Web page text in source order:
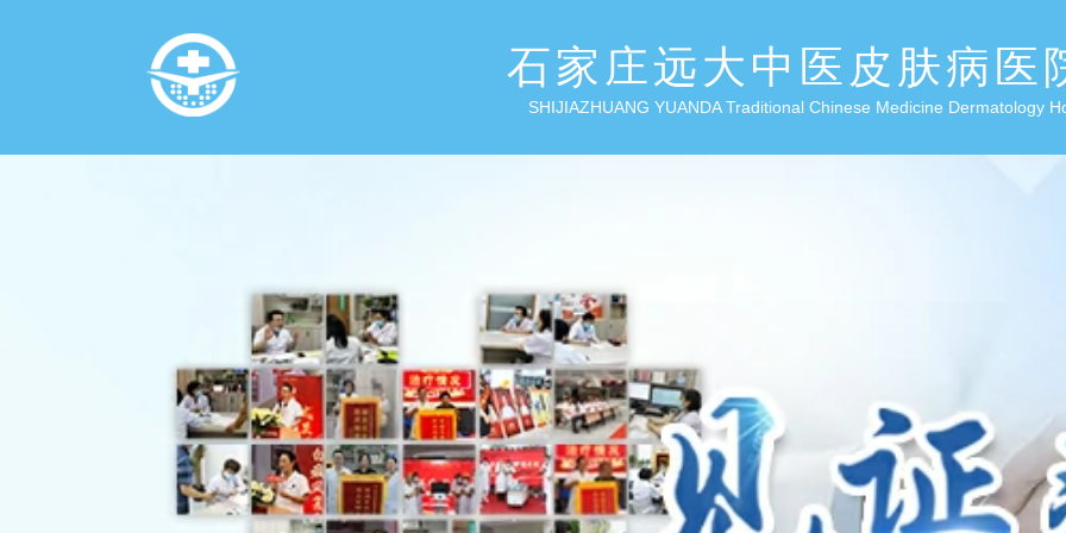
石家庄远大中医皮肤病医
SHIJIAZHUANG YUANDA Traditional Chinese Medicine Dermatology